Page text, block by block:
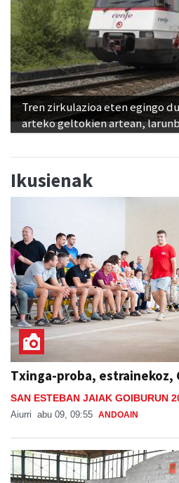
Tren zirkulazioa eten egingo
arteko geltokien artean,
Ikusienak
Txinga-proba, estrainekoz,
SAN ESTEBAN JAIAK GOIBURUN
Aiurri abu 09, 09:55 ANDOAIN